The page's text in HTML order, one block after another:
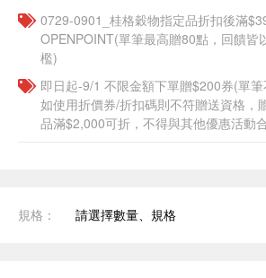
0729-0901_桂格穀物指定品折扣後滿
OPENPOINT(單筆最高贈80點，回饋皆
檻)
即日起-9/1 不限金額下單贈$200券(單
如使用折價券/折扣碼則不符贈送資格，
品滿$2,000可折，不得與其他優惠活動
規格： 請選擇數量、規格